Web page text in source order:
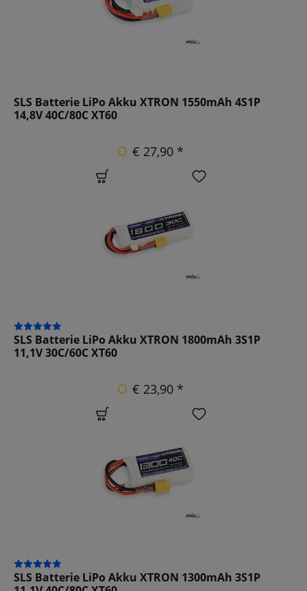
SLS Batterie LiPo Akku XTRON 1550mAh 4S1P
14,8V 40C/80C XT60
€ 27,90 *
SLS Batterie LiPo Akku XTRON 1800mAh 3S1P
11,1V 30C/60C XT60
€ 23,90 *
SLS Batterie LiPo Akku XTRON 1300mAh 3S1P